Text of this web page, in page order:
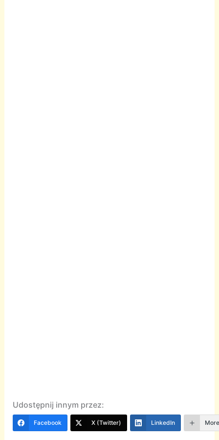
Udostępnij innym przez:
Facebook X (Twitter) LinkedIn